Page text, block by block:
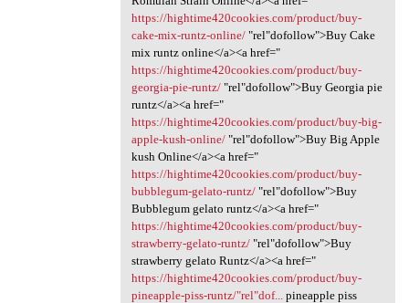
https://hightime420cookies.com/product/buy-
cake-mix-runtz-online/‎"rel"dofollow">Buy Cake
mix runtz online</a><a href="
https://hightime420cookies.com/product/buy-
georgia-pie-runtz/‎"rel"dofollow">Buy Georgia pie
runtz</a><a href="
https://hightime420cookies.com/product/buy-big-
apple-kush-online/‎"rel"dofollow">Buy Big Apple
kush Online</a><a href="
https://hightime420cookies.com/product/buy-
bubblegum-gelato-runtz/‎"rel"dofollow">Buy
Bubblegum gelato runtz</a><a href="
https://hightime420cookies.com/product/buy-
strawberry-gelato-runtz/‎"rel"dofollow">Buy
strawberry gelato Runtz</a><a href="
https://hightime420cookies.com/product/buy-
pineapple-piss-runtz/"rel"dof...
pineapple piss